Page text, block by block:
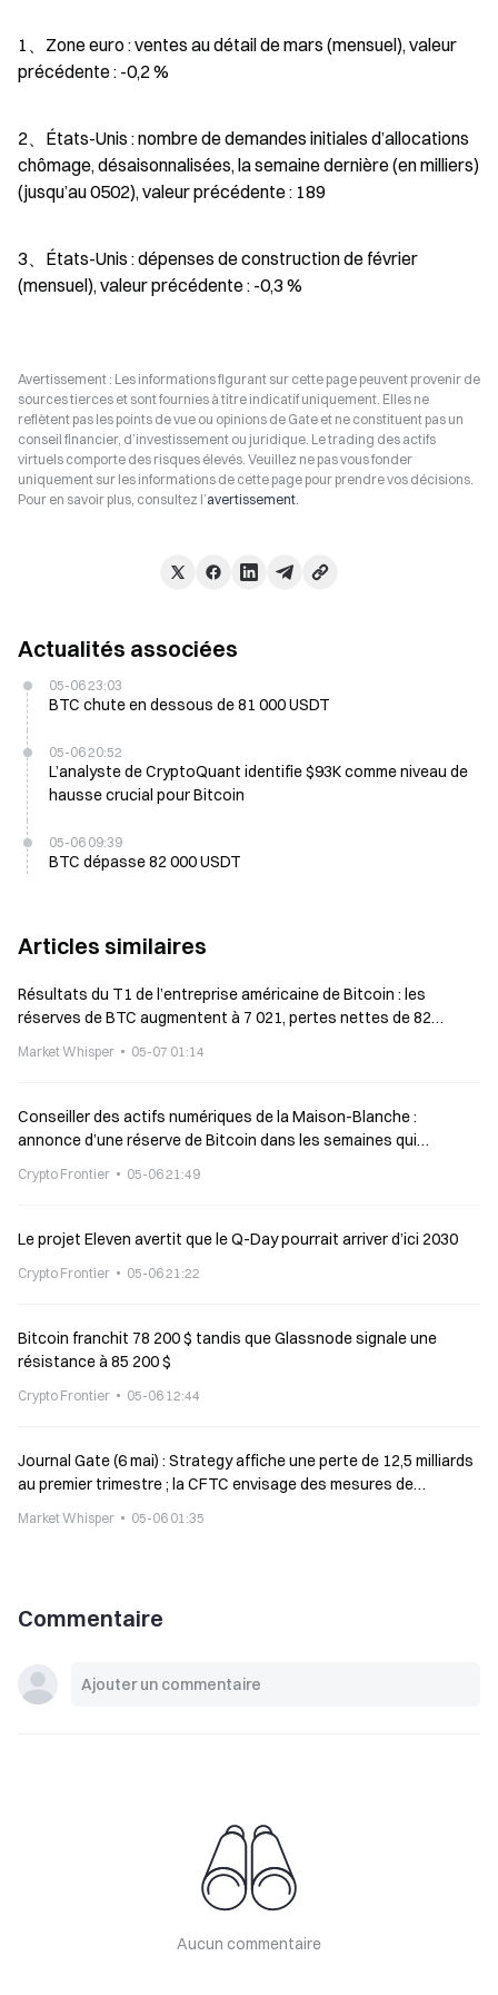
1、Zone euro : ventes au détail de mars (mensuel), valeur
précédente : -0,2 %
2、États-Unis : nombre de demandes initiales d’allocations
chômage, désaisonnalisées, la semaine dernière (en milliers)
(jusqu’au 0502), valeur précédente : 189
3、États-Unis : dépenses de construction de février
(mensuel), valeur précédente : -0,3 %
Avertissement : Les informations figurant sur cette page peuvent provenir de
sources tierces et sont fournies à titre indicatif uniquement. Elles ne
reflètent pas les points de vue ou opinions de Gate et ne constituent pas un
conseil financier, d’investissement ou juridique. Le trading des actifs
virtuels comporte des risques élevés. Veuillez ne pas vous fonder
uniquement sur les informations de cette page pour prendre vos décisions.
Pour en savoir plus, consultez l’avertissement.
Actualités associées
05-06 23:03
BTC chute en dessous de 81 000 USDT
05-06 20:52
L’analyste de CryptoQuant identifie $93K comme niveau de
hausse crucial pour Bitcoin
05-06 09:39
BTC dépasse 82 000 USDT
Articles similaires
Résultats du T1 de l’entreprise américaine de Bitcoin : les
réserves de BTC augmentent à 7 021, pertes nettes de 82
Market Whisper 05-07 01:14
Conseiller des actifs numériques de la Maison-Blanche :
annonce d’une réserve de Bitcoin dans les semaines qui
Crypto Frontier 05-06 21:49
Le projet Eleven avertit que le Q-Day pourrait arriver d’ici 2030
Crypto Frontier 05-06 21:22
Bitcoin franchit 78 200 $ tandis que Glassnode signale une
résistance à 85 200 $
Crypto Frontier 05-06 12:44
Journal Gate (6 mai) : Strategy affiche une perte de 12,5 milliards
au premier trimestre ; la CFTC envisage des mesures de
Market Whisper 05-06 01:35
Commentaire
Aucun commentaire